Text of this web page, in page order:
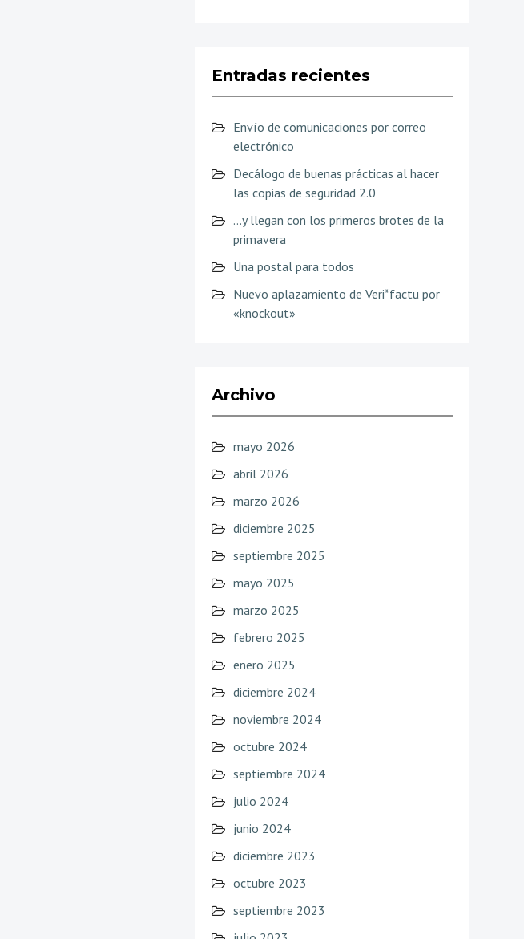
Entradas recientes
Envío de comunicaciones por correo
electrónico
Decálogo de buenas prácticas al hacer
las copias de seguridad 2.0
…y llegan con los primeros brotes de la
primavera
Una postal para todos
Nuevo aplazamiento de Veri*factu por
«knockout»
Archivo
mayo 2026
abril 2026
marzo 2026
diciembre 2025
septiembre 2025
mayo 2025
marzo 2025
febrero 2025
enero 2025
diciembre 2024
noviembre 2024
octubre 2024
septiembre 2024
julio 2024
junio 2024
diciembre 2023
octubre 2023
septiembre 2023